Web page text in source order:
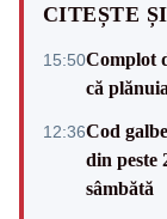
CITEȘTE ȘI
15:50Complot
că
12:36Cod
din peste
sâmbătă